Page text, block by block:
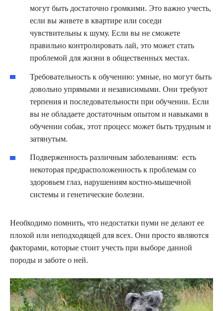
могут быть достаточно громкими. Это важно учесть,
если вы живете в квартире или соседи
чувствительны к шуму. Если вы не сможете
правильно контролировать лай, это может стать
проблемой для жизни в общественных местах.
Требовательность к обучению: умные, но могут быть
довольно упрямыми и независимыми. Они требуют
терпения и последовательности при обучении. Если
вы не обладаете достаточным опытом и навыками в
обучении собак, этот процесс может быть трудным и
затянутым.
Подверженность различным заболеваниям: есть
некоторая предрасположенность к проблемам со
здоровьем глаз, нарушениям костно-мышечной
системы и генетические болезни.
Необходимо помнить, что недостатки пуми не делают ее
плохой или неподходящей для всех. Они просто являются
факторами, которые стоит учесть при выборе данной
породы и заботе о ней.